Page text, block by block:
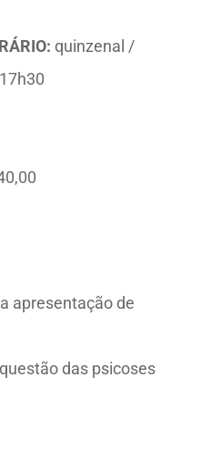
quinzenal /
apresentação de
das psicoses